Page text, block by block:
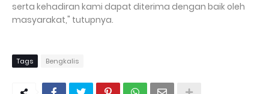
serta kehadiran kami dapat diterima dengan baik oleh
masyarakat," tutupnya.
Tags Bengkalis